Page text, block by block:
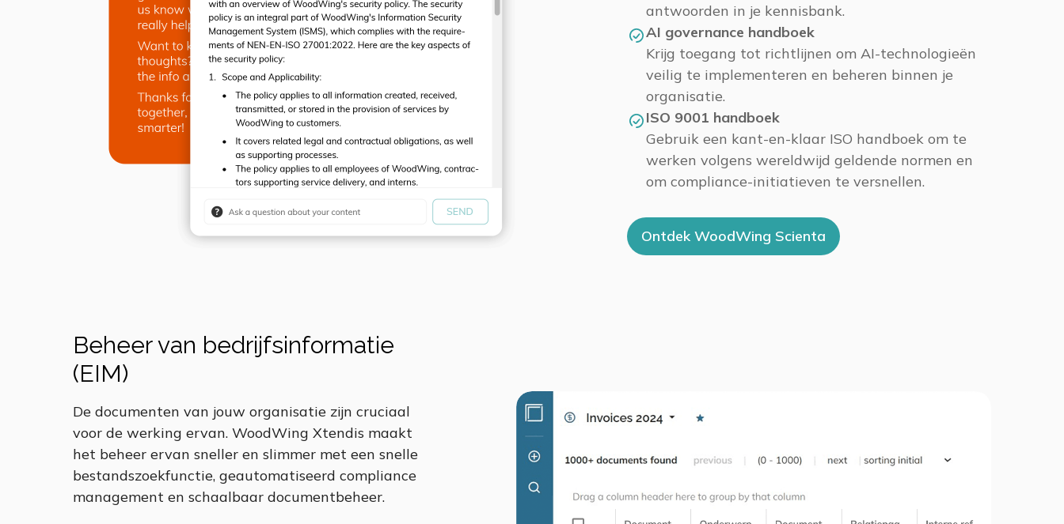
antwoorden in je kennisbank.
AI governance handboek
Krijg toegang tot richtlijnen om AI-technologieën
veilig te implementeren en beheren binnen je
organisatie.
ISO 9001 handboek
Gebruik een kant-en-klaar ISO handboek om te
werken volgens wereldwijd geldende normen en
om compliance-initiatieven te versnellen.
Ontdek WoodWing Scienta
Beheer van bedrijfsinformatie
(EIM)
De documenten van jouw organisatie zijn cruciaal
voor de werking ervan. WoodWing Xtendis maakt
het beheer ervan sneller en slimmer met een snelle
bestandszoekfunctie, geautomatiseerd compliance
management en schaalbaar documentbeheer.